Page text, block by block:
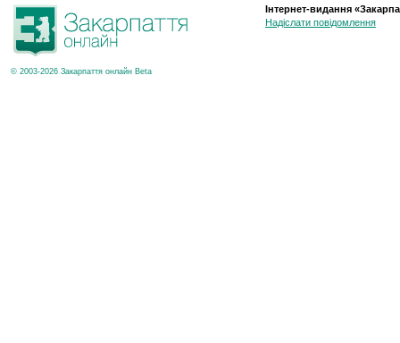
© 2003-2026 Закарпаття онлайн Beta
Інтернет-видання
Надіслати повідомлення